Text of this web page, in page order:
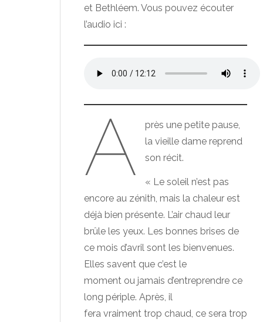
et Bethléem. Vous pouvez écouter
l’audio ici :
A
près une petite pause,
la vieille dame reprend
son récit.
« Le soleil n’est pas
encore au zénith, mais la chaleur est
déjà bien présente. L’air chaud leur
brûle les yeux. Les bonnes brises de
ce mois d’avril sont les bienvenues.
Elles savent que c’est le
moment ou jamais d’entreprendre ce
long périple. Après, il
fera vraiment trop chaud, ce sera trop